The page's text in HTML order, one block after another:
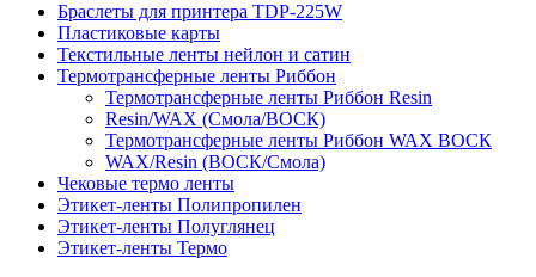
Браслеты для принтера TDP-225W
Пластиковые карты
Текстильные ленты нейлон и сатин
Термотрансферные ленты Риббон
Термотрансферные ленты Риббон Resin
Resin/WAX (Смола/ВОСК)
Термотрансферные ленты Риббон WAX ВОСК
WAX/Resin (ВОСК/Смола)
Чековые термо ленты
Этикет-ленты Полипропилен
Этикет-ленты Полуглянец
Этикет-ленты Термо